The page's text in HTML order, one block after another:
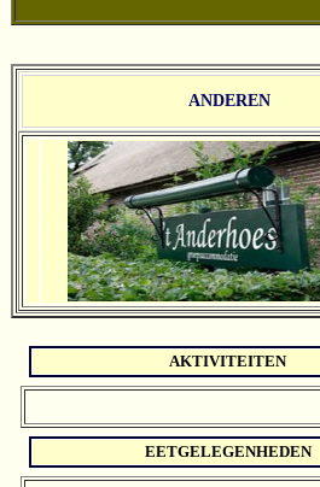
ANDEREN
AKTIVITEITEN
EETGELEGENHEDEN